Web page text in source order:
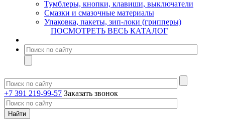
Тумблеры, кнопки, клавиши, выключатели
Смазки и смазочные материалы
Упаковка, пакеты, зип-локи (грипперы)
ПОСМОТРЕТЬ ВЕСЬ КАТАЛОГ
+7 391 219-99-57 Заказать звонок